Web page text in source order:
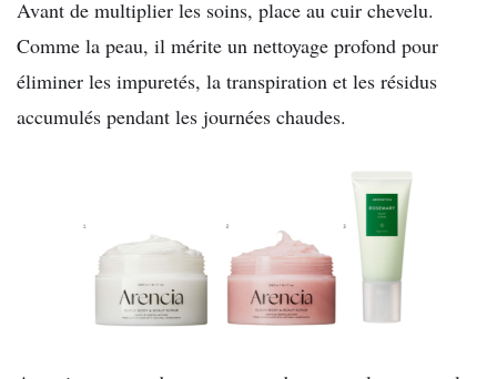
Avant de multiplier les soins, place au cuir chevelu.
Comme la peau, il mérite un nettoyage profond pour
éliminer les impuretés, la transpiration et les résidus
accumulés pendant les journées chaudes.